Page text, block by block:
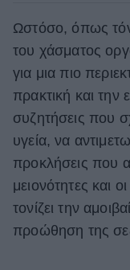
Ωστόσο, όπως
του χάσματος
για μια πιο
πρακτική και την
συζητήσεις που
υγεία, να
προκλήσεις που
μειονότητες και
τονίζει την
προώθηση της